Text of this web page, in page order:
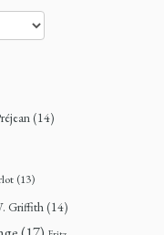
(14)
(13)
Griffith(14)